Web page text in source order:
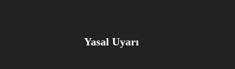
Yasal Uyarı